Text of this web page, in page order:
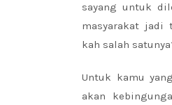
sayang untuk
masyarakat jadi
kah salah
Untuk kamu
akan